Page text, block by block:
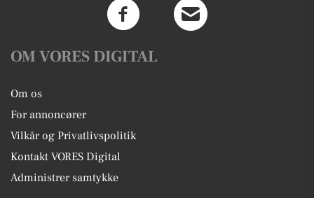
OM VORES DIGITAL
Om os
For annoncører
Vilkår og Privatlivspolitik
Kontakt VORES Digital
Administrer samtykke